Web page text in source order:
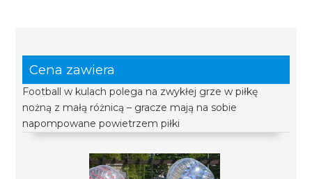
Cena zawiera
Football w kulach polega na zwykłej grze w piłkę
nożną z małą różnicą – gracze mają na sobie
napompowane powietrzem piłki